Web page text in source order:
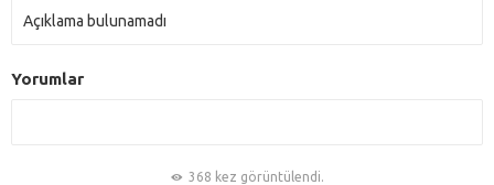
Açıklama bulunamadı
Yorumlar
368 kez görüntülendi.